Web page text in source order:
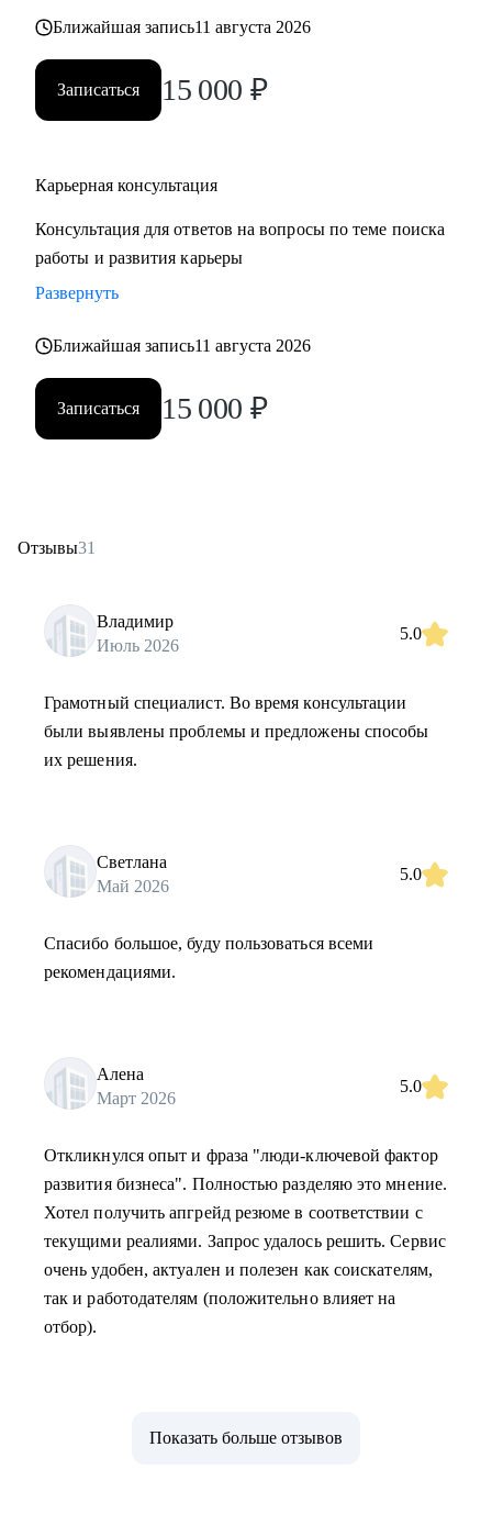
также замотивировать на движение к желаемой цели.
Ближайшая запись11 августа 2026
Записаться 15 000 ₽
Карьерная консультация
Консультация для ответов на вопросы по теме поиска
работы и развития карьеры
Развернуть
Ближайшая запись11 августа 2026
Записаться 15 000 ₽
Отзывы31
Владимир
Июль 2026
5.0
Грамотный специалист. Во время консультации
были выявлены проблемы и предложены способы
их решения.
Светлана
Май 2026
5.0
Спасибо большое, буду пользоваться всеми
рекомендациями.
Алена
Март 2026
5.0
Откликнулся опыт и фраза "люди-ключевой фактор
развития бизнеса". Полностью разделяю это мнение.
Хотел получить апгрейд резюме в соответствии с
текущими реалиями. Запрос удалось решить. Сервис
очень удобен, актуален и полезен как соискателям,
так и работодателям (положительно влияет на
отбор).
Показать больше отзывов